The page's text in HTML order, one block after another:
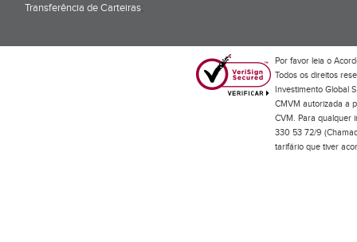
Transferência de Carteiras;
Por favor leia o
Todos os direitos
Investimento Global
CMVM autorizada a
CVM. Para qualquer
330 53 72/9
tarifário que tiver